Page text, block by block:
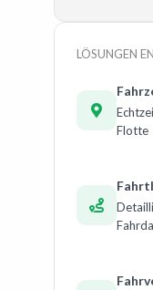
LÖSUNGEN
Flotte